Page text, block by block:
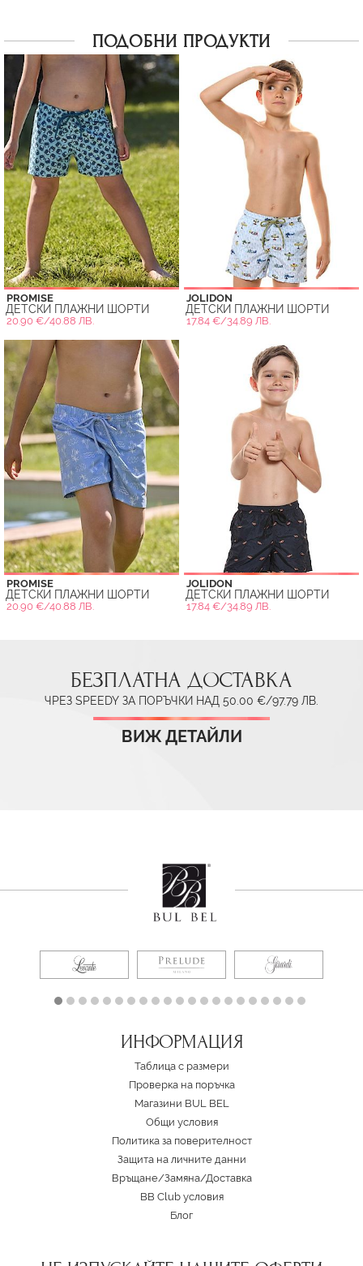
ПОДОБНИ ПРОДУКТИ
PROMISE
ДЕТСКИ ПЛАЖНИ ШОРТИ
20.90 €/40.88 ЛВ.
JOLIDON
ДЕТСКИ ПЛАЖНИ ШОРТИ
17.84 €/34.89 ЛВ.
PROMISE
ДЕТСКИ ПЛАЖНИ ШОРТИ
20.90 €/40.88 ЛВ.
JOLIDON
ДЕТСКИ ПЛАЖНИ ШОРТИ
17.84 €/34.89 ЛВ.
БЕЗПЛАТНА ДОСТАВКА
ЧРЕЗ SPEEDY ЗА ПОРЪЧКИ НАД 50.00 €/97.79 ЛВ.
ВИЖ ДЕТАЙЛИ
ИНФОРМАЦИЯ
Таблица с размери
Проверка на поръчка
Магазини BUL BEL
Oбщи условия
Политика за поверителност
Защита на личните данни
Връщане/Замяна/Доставка
BB Club условия
Блог